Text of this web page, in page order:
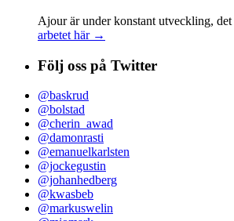
Ajour är under konstant utveckling,
arbetet här →
Följ oss på Twitter
@baskrud
@bolstad
@cherin_awad
@damonrasti
@emanuelkarlsten
@jockegustin
@johanhedberg
@kwasbeb
@markuswelin